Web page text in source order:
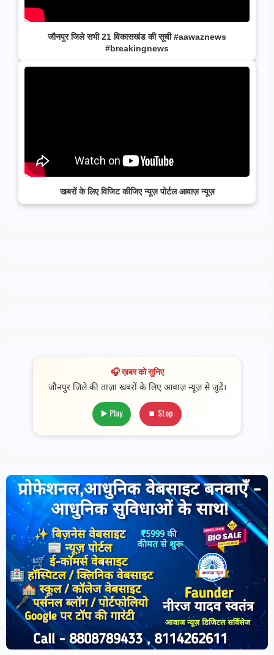
जौनपुर जिले सभी 21 विकासखंड की सूची #aawaznews
#breakingnews
खबरों के लिए विजिट कीजिए न्यूज़ पोर्टल आवाज़ न्यूज़
🎧 ख़बर को सुनिए
जौनपुर जिले की ताज़ा खबरों के लिए आवाज़ न्यूज़ से जुड़ें।
▶️ Play ⏹ Stop